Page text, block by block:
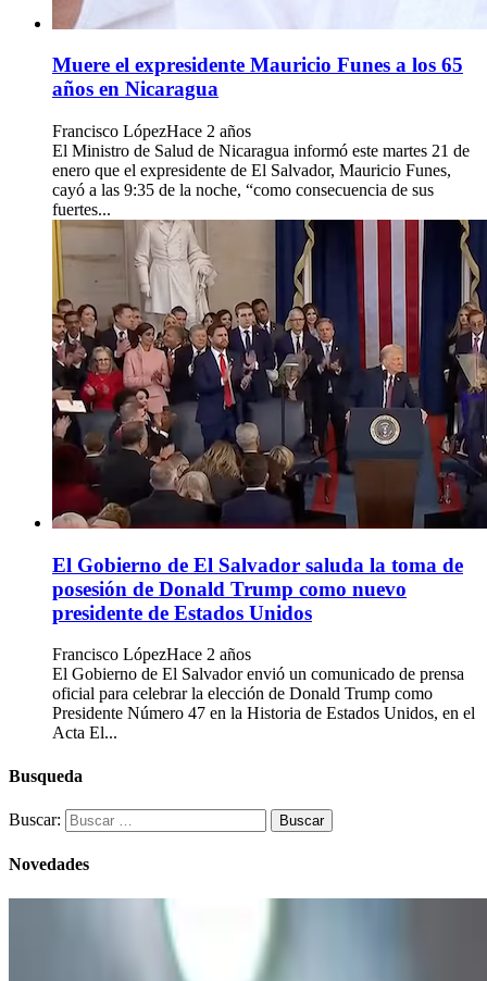
Muere el expresidente Mauricio Funes a los 65
años en Nicaragua
Francisco LópezHace 2 años
El Ministro de Salud de Nicaragua informó este martes 21 de
enero que el expresidente de El Salvador, Mauricio Funes,
cayó a las 9:35 de la noche, “como consecuencia de sus
fuertes...
El Gobierno de El Salvador saluda la toma de
posesión de Donald Trump como nuevo
presidente de Estados Unidos
Francisco LópezHace 2 años
El Gobierno de El Salvador envió un comunicado de prensa
oficial para celebrar la elección de Donald Trump como
Presidente Número 47 en la Historia de Estados Unidos, en el
Acta El...
Busqueda
Buscar:
Novedades